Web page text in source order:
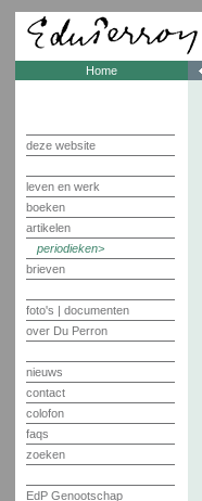
Home
deze website
leven en werk
boeken
artikelen
periodieken
brieven
foto's | documenten
over Du Perron
nieuws
contact
colofon
faqs
zoeken
EdP Genootschap